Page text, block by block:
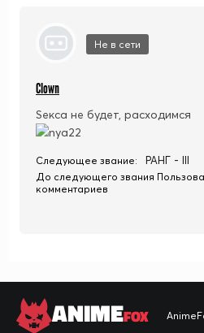
Не в сети
Clown
Seкса не будет, расходимся
Следующее звание: РАНГ - III
До следующего звания
комментариев
ANIMEFOX